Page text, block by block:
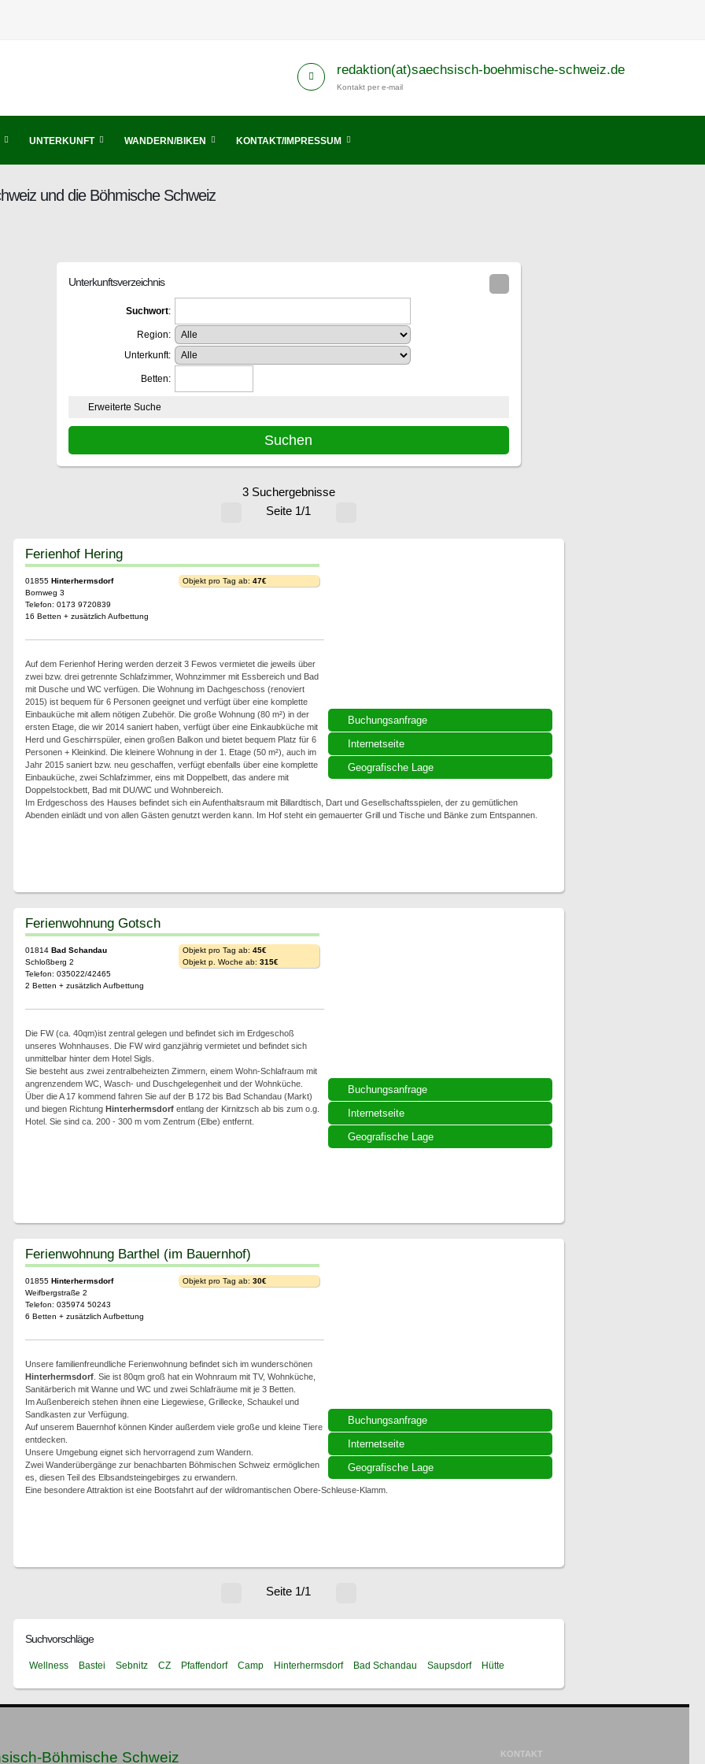
redaktion(at)saechsisch-boehmische-schweiz.de
Kontakt per e-mail
UNTERKUNFT WANDERN/BIKEN KONTAKT/IMPRESSUM
und die Böhmische Schweiz
Unterkunftsverzeichnis
Suchwort:
Region:
Unterkunft:
Betten:
Erweiterte Suche
3 Suchergebnisse
Seite 1/1
Buchungsanfrage
Internetseite
Geografische Lage
Ferienhof Hering
01855 Hinterhermsdorf
Bornweg 3
Telefon: 0173 9720839
16 Betten + zusätzlich Aufbettung
Objekt pro Tag ab: 47€
Auf dem Ferienhof Hering werden derzeit 3 Fewos vermietet die jeweils über
zwei bzw. drei getrennte Schlafzimmer, Wohnzimmer mit Essbereich und Bad
mit Dusche und WC verfügen. Die Wohnung im Dachgeschoss (renoviert
2015) ist bequem für 6 Personen geeignet und verfügt über eine komplette
Einbauküche mit allem nötigen Zubehör. Die große Wohnung (80 m²) in der
ersten Etage, die wir 2014 saniert haben, verfügt über eine Einkaubküche mit
Herd und Geschirrspüler, einen großen Balkon und bietet bequem Platz für 6
Personen + Kleinkind. Die kleinere Wohnung in der 1. Etage (50 m²), auch im
Jahr 2015 saniert bzw. neu geschaffen, verfügt ebenfalls über eine komplette
Einbauküche, zwei Schlafzimmer, eins mit Doppelbett, das andere mit
Doppelstockbett, Bad mit DU/WC und Wohnbereich.
Im Erdgeschoss des Hauses befindet sich ein Aufenthaltsraum mit Billardtisch, Dart und Gesellschaftsspielen, der zu gemütlichen
Abenden einlädt und von allen Gästen genutzt werden kann. Im Hof steht ein gemauerter Grill und Tische und Bänke zum Entspannen.
Buchungsanfrage
Internetseite
Geografische Lage
Ferienwohnung Gotsch
01814 Bad Schandau
Schloßberg 2
Telefon: 035022/42465
2 Betten + zusätzlich Aufbettung
Objekt pro Tag ab: 45€
Objekt p. Woche ab: 315€
Die FW (ca. 40qm)ist zentral gelegen und befindet sich im Erdgeschoß
unseres Wohnhauses. Die FW wird ganzjährig vermietet und befindet sich
unmittelbar hinter dem Hotel Sigls.
Sie besteht aus zwei zentralbeheizten Zimmern, einem Wohn-Schlafraum mit
angrenzendem WC, Wasch- und Duschgelegenheit und der Wohnküche.
Über die A 17 kommend fahren Sie auf der B 172 bis Bad Schandau (Markt)
und biegen Richtung Hinterhermsdorfentlang der Kirnitzsch ab bis zum o.g.
Hotel. Sie sind ca. 200 - 300 m vom Zentrum (Elbe) entfernt.
Buchungsanfrage
Internetseite
Geografische Lage
Ferienwohnung Barthel (im Bauernhof)
01855 Hinterhermsdorf
Weifbergstraße 2
Telefon: 035974 50243
6 Betten + zusätzlich Aufbettung
Objekt pro Tag ab: 30€
Unsere familienfreundliche Ferienwohnung befindet sich im wunderschönen
Hinterhermsdorf. Sie ist 80qm groß hat ein Wohnraum mit TV, Wohnküche,
Sanitärberich mit Wanne und WC und zwei Schlafräume mit je 3 Betten.
Im Außenbereich stehen ihnen eine Liegewiese, Grillecke, Schaukel und
Sandkasten zur Verfügung.
Auf unserem Bauernhof können Kinder außerdem viele große und kleine Tiere
entdecken.
Unsere Umgebung eignet sich hervorragend zum Wandern.
Zwei Wanderübergänge zur benachbarten Böhmischen Schweiz ermöglichen
es, diesen Teil des Elbsandsteingebirges zu erwandern.
Eine besondere Attraktion ist eine Bootsfahrt auf der wildromantischen Obere-Schleuse-Klamm.
Seite 1/1
Suchvorschläge
Wellness Bastei Sebnitz CZ Pfaffendorf Camp Hinterhermsdorf Bad Schandau Saupsdorf Hütte
Böhmische Schweiz KONTAKT